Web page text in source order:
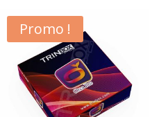
était :
49.00 €.
est :
29.00 €.
Promo !